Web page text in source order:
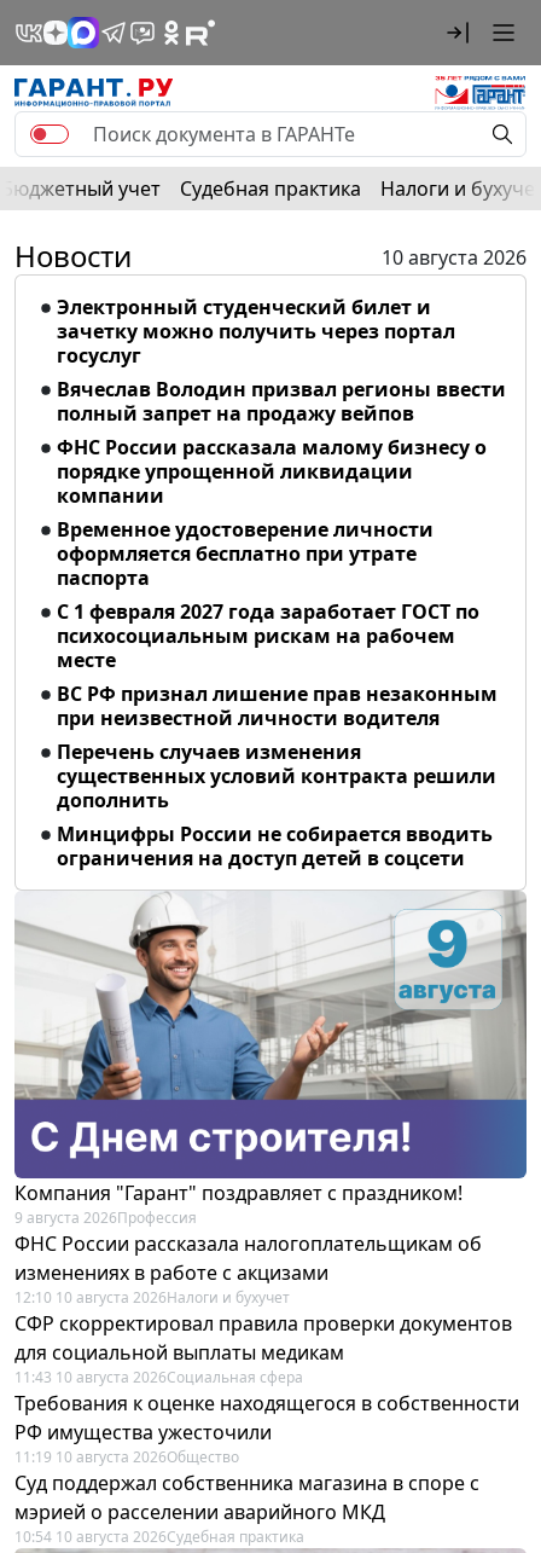
Бюджетный учет Судебная практика Налоги и
Новости
10 августа 2026
Электронный студенческий билет и
зачетку можно получить через портал
госуслуг
Вячеслав Володин призвал регионы ввести
полный запрет на продажу вейпов
ФНС России рассказала малому бизнесу о
порядке упрощенной ликвидации
компании
Временное удостоверение личности
оформляется бесплатно при утрате
паспорта
С 1 февраля 2027 года заработает ГОСТ по
психосоциальным рискам на рабочем
месте
ВС РФ признал лишение прав незаконным
при неизвестной личности водителя
Перечень случаев изменения
существенных условий контракта решили
дополнить
Минцифры России не собирается вводить
ограничения на доступ детей в соцсети
Компания "Гарант" поздравляет с праздником!
9 августа 2026Профессия
ФНС России рассказала налогоплательщикам об
изменениях в работе с акцизами
12:10 10 августа 2026Налоги и бухучет
СФР скорректировал правила проверки документов
для социальной выплаты медикам
11:43 10 августа 2026Социальная сфера
Требования к оценке находящегося в собственности
РФ имущества ужесточили
11:19 10 августа 2026Общество
Суд поддержал собственника магазина в споре с
мэрией о расселении аварийного МКД
10:54 10 августа 2026Судебная практика